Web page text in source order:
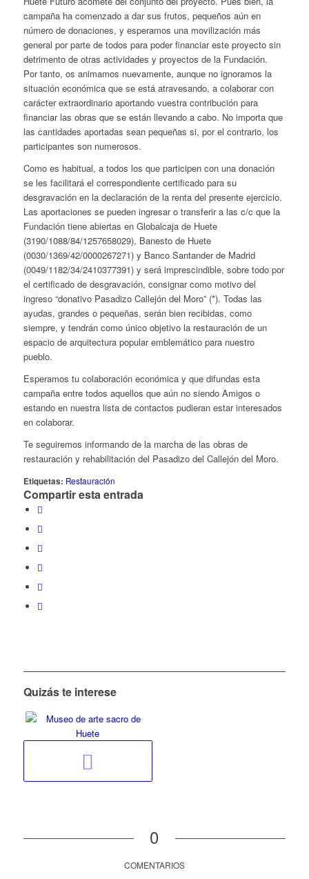
campaña ha comenzado a dar sus frutos, pequeños aún en
número de donaciones, y esperamos una movilización más
general por parte de todos para poder financiar este proyecto sin
detrimento de otras actividades y proyectos de la Fundación.
Por tanto, os animamos nuevamente, aunque no ignoramos la
situación económica que se está atravesando, a colaborar con
carácter extraordinario aportando vuestra contribución para
financiar las obras que se están llevando a cabo. No importa que
las cantidades aportadas sean pequeñas si, por el contrario, los
participantes son numerosos.
Como es habitual, a todos los que participen con una donación
se les facilitará el correspondiente certificado para su
desgravación en la declaración de la renta del presente ejercicio.
Las aportaciones se pueden ingresar o transferir a las c/c que la
Fundación tiene abiertas en Globalcaja de Huete
(3190/1088/84/1257658029), Banesto de Huete
(0030/1369/42/0000267271) y Banco Santander de Madrid
(0049/1182/34/2410377391) y será imprescindible, sobre todo por
el certificado de desgravación, consignar como motivo del
ingreso “donativo Pasadizo Callejón del Moro” (*). Todas las
ayudas, grandes o pequeñas, serán bien recibidas, como
siempre, y tendrán como único objetivo la restauración de un
espacio de arquitectura popular emblemático para nuestro
pueblo.
Esperamos tu colaboración económica y que difundas esta
campaña entre todos aquellos que aún no siendo Amigos o
estando en nuestra lista de contactos pudieran estar interesados
en colaborar.
Te seguiremos informando de la marcha de las obras de
restauración y rehabilitación del Pasadizo del Callejón del Moro.
Etiquetas: Restauración
Compartir esta entrada
Quizás te interese
0
COMENTARIOS